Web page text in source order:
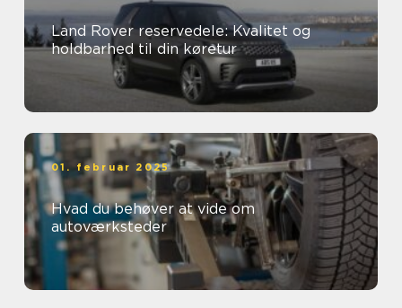
Land Rover reservedele: Kvalitet og
holdbarhed til din køretur
01. februar 2025
Hvad du behøver at vide om
autoværksteder